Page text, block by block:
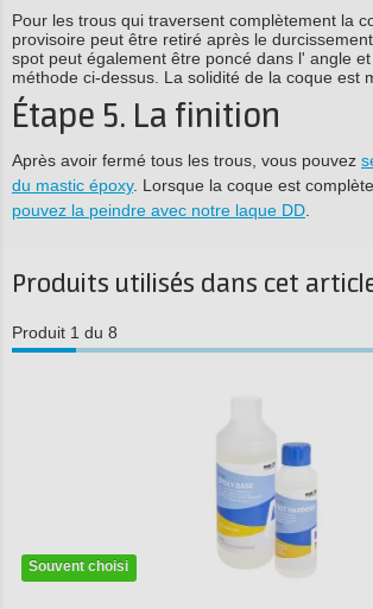
Pour les trous qui traversent complètement la
provisoire peut être retiré après le
spot peut également être poncé dans l' angle
méthode ci-dessus. La solidité de la coque est
Étape 5. La finition
Après avoir fermé tous les trous, vous pouvez
du mastic époxy. Lorsque la coque est
pouvez la peindre avec notre laque DD
Produits utilisés dans cet
Produit 1 du 8
Souvent choisi